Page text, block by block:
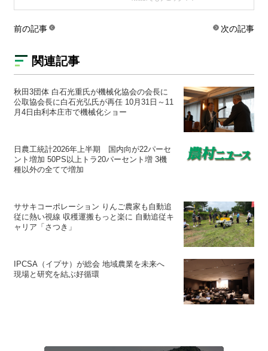
前の記事 次の記事
関連記事
秋田3団体 白石光重氏が機械化協会の会長に
公取協会長に白石光弘氏が再任 10月31日～11
月4日由利本庄市で機械化ショー
日農工統計2026年上半期 国内向が22パーセ
ント増加 50PS以上トラ20パーセント増 3機
種以外の全てで増加
ササキコーポレーション りんご農家も自動追
従に熱い視線 収穫運搬もっと楽に 自動追従キ
ャリア「さつき」
IPCSA（イプサ）が総会 地域農業を未来へ
現場と研究を結ぶ好循環